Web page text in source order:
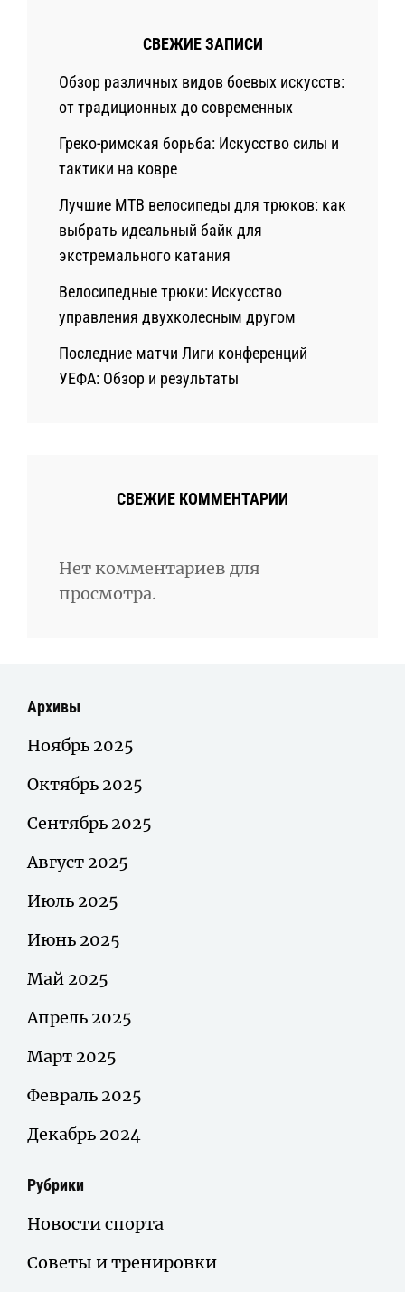
СВЕЖИЕ ЗАПИСИ
Обзор различных видов боевых искусств:
от традиционных до современных
Греко-римская борьба: Искусство силы и
тактики на ковре
Лучшие MTB велосипеды для трюков: как
выбрать идеальный байк для
экстремального катания
Велосипедные трюки: Искусство
управления двухколесным другом
Последние матчи Лиги конференций
УЕФА: Обзор и результаты
СВЕЖИЕ КОММЕНТАРИИ
Нет комментариев для
просмотра.
Архивы
Ноябрь 2025
Октябрь 2025
Сентябрь 2025
Август 2025
Июль 2025
Июнь 2025
Май 2025
Апрель 2025
Март 2025
Февраль 2025
Декабрь 2024
Рубрики
Новости спорта
Советы и тренировки